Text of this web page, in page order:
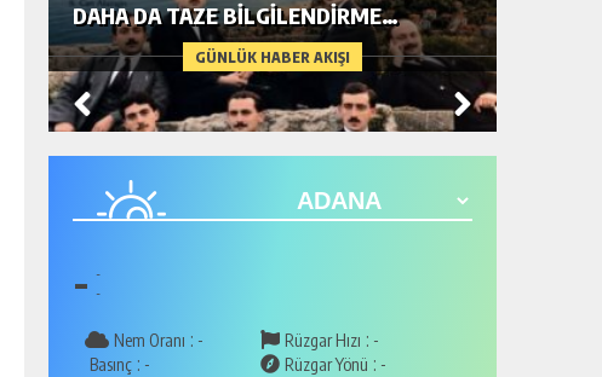
GÜNLÜK HABER AKIŞI
DAHA DA TAZE BİLGİLENDİRME…
- -
-
Nem Oranı : -
Basınç : -
Rüzgar Hızı : -
Rüzgar Yönü : -